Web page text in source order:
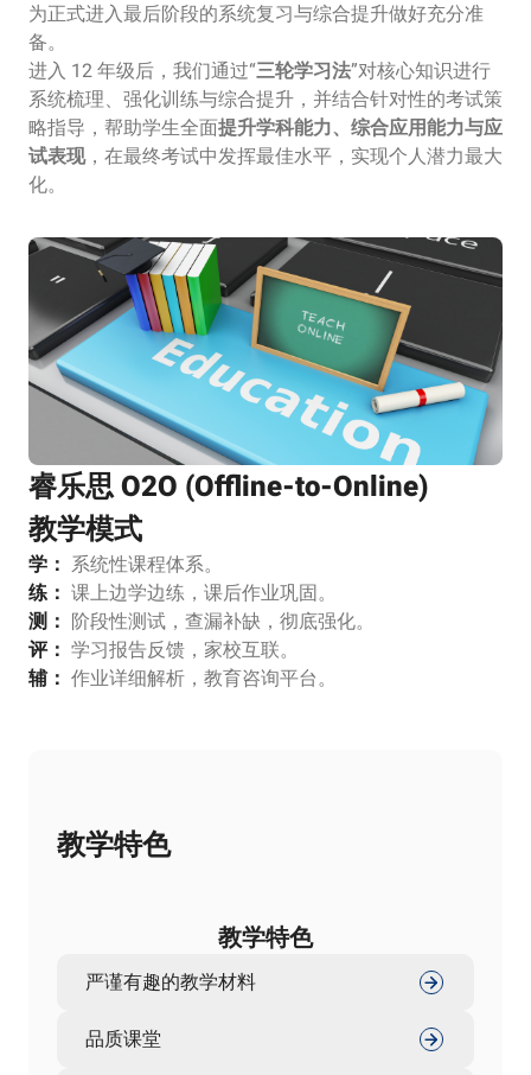
为正式进入最后阶段的系统复习与综合提升做好充分准
备。
进入 12 年级后，我们通过“三轮学习法”对核心知识进行
系统梳理、强化训练与综合提升，并结合针对性的考试策
略指导，帮助学生全面提升学科能力、综合应用能力与应
试表现，在最终考试中发挥最佳水平，实现个人潜力最大
化。
睿乐思 O2O (Offline-to-Online)
教学模式
学： 系统性课程体系。
练： 课上边学边练，课后作业巩固。
测： 阶段性测试，查漏补缺，彻底强化。
评： 学习报告反馈，家校互联。
辅： 作业详细解析，教育咨询平台。
教学特色
教学特色
严谨有趣的教学材料
品质课堂